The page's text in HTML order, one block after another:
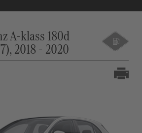
A-klass 180d
2018 - 2020